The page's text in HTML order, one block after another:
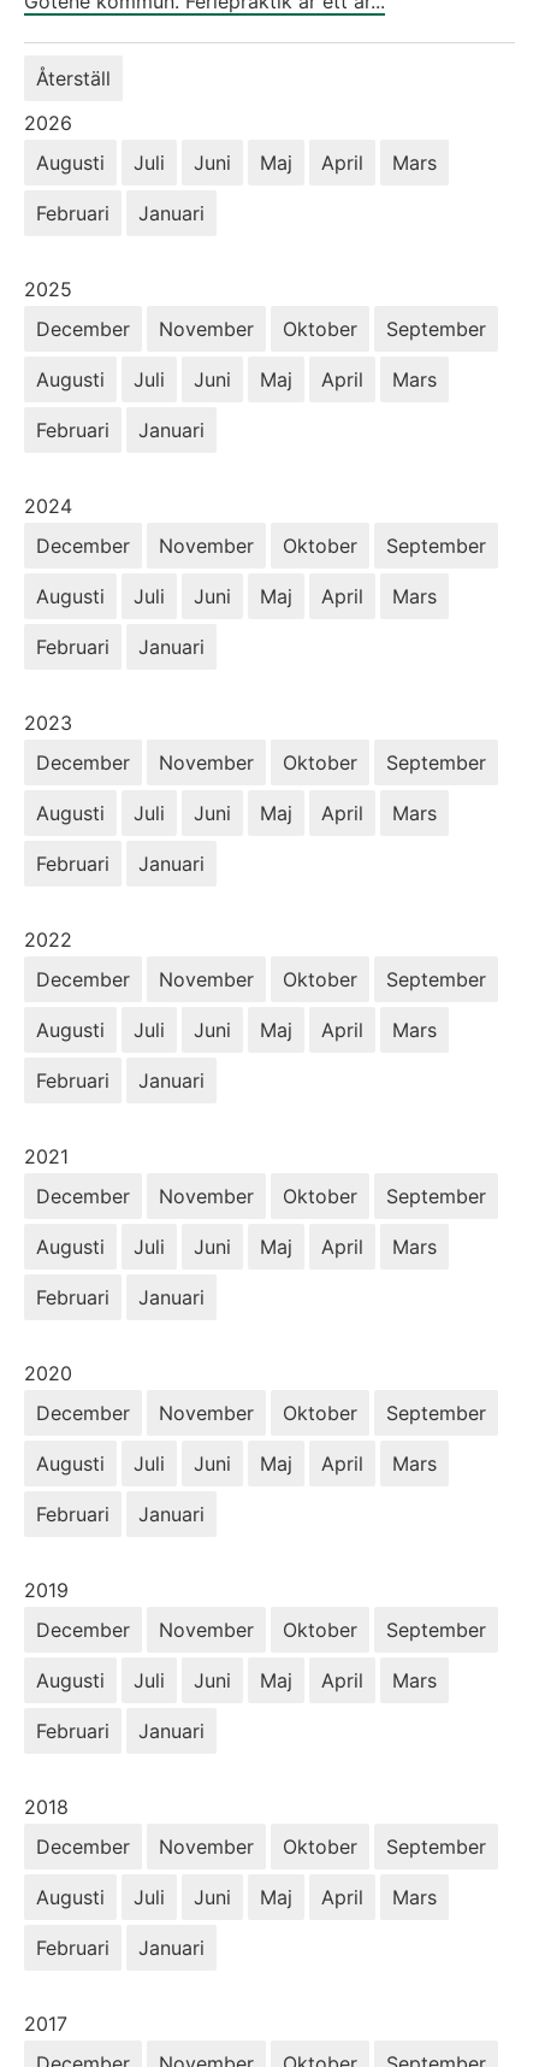
Återställ
År:
2026
Augusti
Juli Juni Maj April Mars
Februari Januari
År:
2025
December
November Oktober September
Augusti Juli Juni Maj April Mars
Februari Januari
År:
2024
December
November Oktober September
Augusti Juli Juni Maj April Mars
Februari Januari
År:
2023
December
November Oktober September
Augusti Juli Juni Maj April Mars
Februari Januari
År:
2022
December
November Oktober September
Augusti Juli Juni Maj April Mars
Februari Januari
År:
2021
December
November Oktober September
Augusti Juli Juni Maj April Mars
Februari Januari
År:
2020
December
November Oktober September
Augusti Juli Juni Maj April Mars
Februari Januari
År:
2019
December
November Oktober September
Augusti Juli Juni Maj April Mars
Februari Januari
År:
2018
December
November Oktober September
Augusti Juli Juni Maj April Mars
Februari Januari
År:
2017